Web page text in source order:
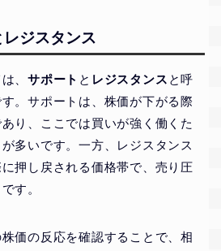
ジスタンス
、サポート と レジスタンス と呼
。サポートは、株価が下がる際
り、ここでは買いが強く働くた
多いです。一方、レジスタンス
押し戻される価格帯で、売り圧
す。
価の反応を確認することで、相